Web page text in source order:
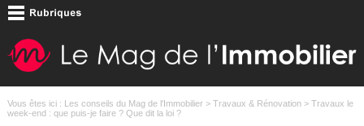
Vous êtes ici : Les conseils du Mag de l'Immobilier> Travaux & Rénovation> Travaux le
week-end : que puis-je faire ? Que dit la loi ?